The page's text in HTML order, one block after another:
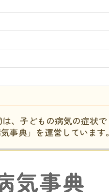
、子どもの病気の症状で
事典」を運営しています。